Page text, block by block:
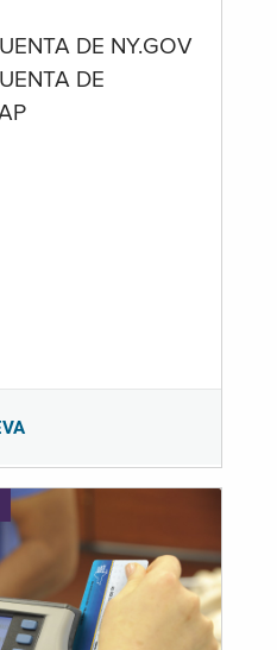
DE NY.GOV
DE